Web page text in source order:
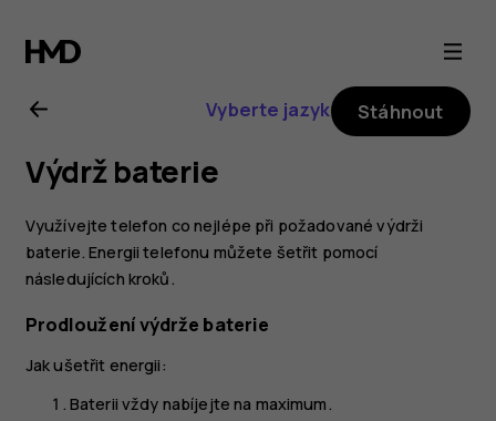
Uživatelská
příručka
k telefonu
Nokia 7
plus
Vyberte jazyk Stáhnout
Výdrž baterie
Využívejte telefon co nejlépe při požadované výdrži
baterie. Energii telefonu můžete šetřit pomocí
následujících kroků.
Prodloužení výdrže baterie
Jak ušetřit energii:
Baterii vždy nabíjejte na maximum.